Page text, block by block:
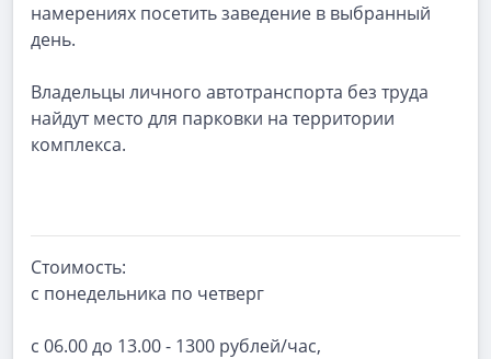
намерениях посетить заведение в выбранный
день.
Владельцы личного автотранспорта без труда
найдут место для парковки на территории
комплекса.
Стоимость:
с понедельника по четверг
с 06.00 до 13.00 - 1300 рублей/час,